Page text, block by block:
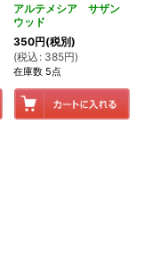
アルテメシア サザン
ウッド
350円(税別)
(税込 : 385円)
在庫数 5点